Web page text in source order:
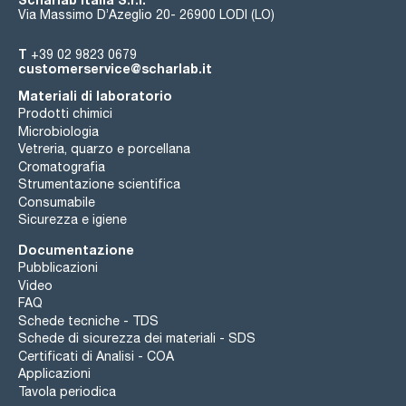
Via Massimo D’Azeglio 20- 26900 LODI (LO)
T +39 02 9823 0679
customerservice@scharlab.it
Materiali di laboratorio
Prodotti chimici
Microbiologia
Vetreria, quarzo e porcellana
Cromatografia
Strumentazione scientifica
Consumabile
Sicurezza e igiene
Documentazione
Pubblicazioni
Video
FAQ
Schede tecniche - TDS
Schede di sicurezza dei materiali - SDS
Certificati di Analisi - COA
Applicazioni
Tavola periodica